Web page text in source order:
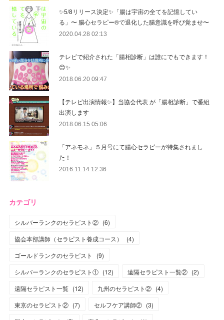
✨5/8リリース決定✨「腸は宇宙の全てを記憶してい
る」〜 腸心セラピー®︎で退化した腸意識を呼び覚ませ〜
2020.04.28 02:13
テレビで紹介された「腸相診断」は誰にでもできます！
😊✨
2018.06.20 09:47
【テレビ出演情報✨】当協会代表 が「腸相診断」で番組
出演します
2018.06.15 05:06
「アネモネ」５月号にて腸心セラピーが特集されまし
た！
2016.11.14 12:36
カテゴリ
シルバーランクのセラピスト② (6)
協会本部講師（セラピスト養成コース）
(4)
ゴールドランクのセラピスト
(9)
シルバーランクのセラピスト① (12) 遠隔セラピスト一覧② (2)
遠隔セラピスト一覧 (12) 九州のセラピスト② (4)
東京のセラピスト② (7) セルフケア講師② (3)